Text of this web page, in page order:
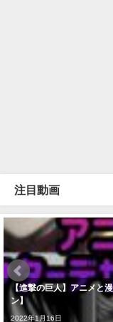
注目動画
【進撃の巨人】アニメと
ン】
2022年1月16日